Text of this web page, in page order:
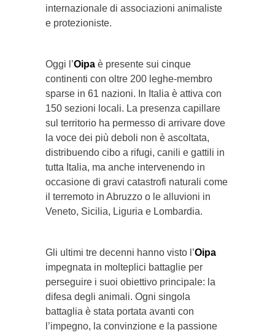
internazionale di associazioni animaliste
e protezioniste.
Oggi l’Oipa è presente sui cinque
continenti con oltre 200 leghe-membro
sparse in 61 nazioni. In Italia è attiva con
150 sezioni locali. La presenza capillare
sul territorio ha permesso di arrivare dove
la voce dei più deboli non è ascoltata,
distribuendo cibo a rifugi, canili e gattili in
tutta Italia, ma anche intervenendo in
occasione di gravi catastrofi naturali come
il terremoto in Abruzzo o le alluvioni in
Veneto, Sicilia, Liguria e Lombardia.
Gli ultimi tre decenni hanno visto l’Oipa
impegnata in molteplici battaglie per
perseguire i suoi obiettivo principale: la
difesa degli animali. Ogni singola
battaglia è stata portata avanti con
l’impegno, la convinzione e la passione